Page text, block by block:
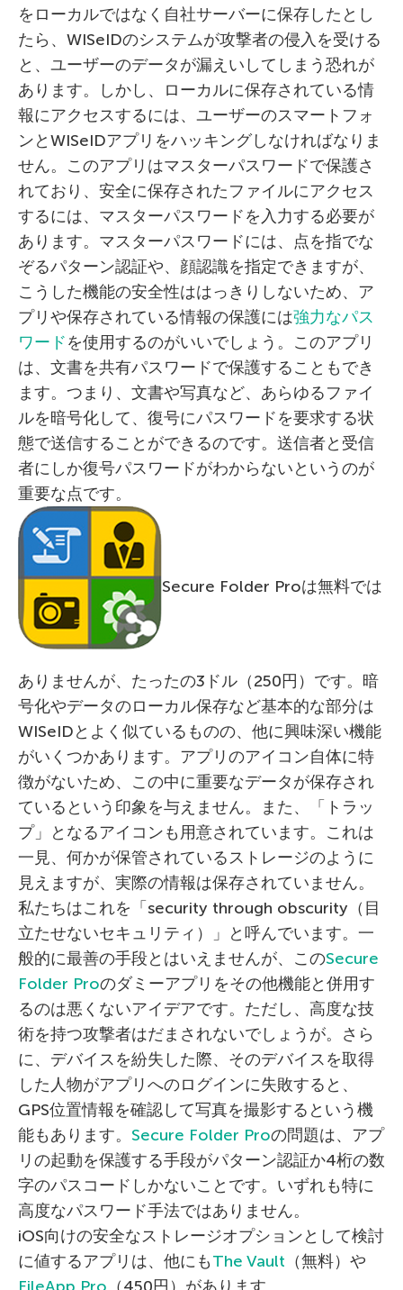
をローカルではなく自社サーバーに保存したとし
たら、WISeIDのシステムが攻撃者の侵入を受ける
と、ユーザーのデータが漏えいしてしまう恐れが
あります。しかし、ローカルに保存されている情
報にアクセスするには、ユーザーのスマートフォ
ンとWISeIDアプリをハッキングしなければなりま
せん。このアプリはマスターパスワードで保護さ
れており、安全に保存されたファイルにアクセス
するには、マスターパスワードを入力する必要が
あります。マスターパスワードには、点を指でな
ぞるパターン認証や、顔認識を指定できますが、
こうした機能の安全性ははっきりしないため、ア
プリや保存されている情報の保護には強力なパス
ワードを使用するのがいいでしょう。このアプリ
は、文書を共有パスワードで保護することもでき
ます。つまり、文書や写真など、あらゆるファイ
ルを暗号化して、復号にパスワードを要求する状
態で送信することができるのです。送信者と受信
者にしか復号パスワードがわからないというのが
重要な点です。
Secure Folder Proは無料では
ありませんが、たったの3ドル（250円）です。暗
号化やデータのローカル保存など基本的な部分は
WISeIDとよく似ているものの、他に興味深い機能
がいくつかあります。アプリのアイコン自体に特
徴がないため、この中に重要なデータが保存され
ているという印象を与えません。また、「トラッ
プ」となるアイコンも用意されています。これは
一見、何かが保管されているストレージのように
見えますが、実際の情報は保存されていません。
私たちはこれを「security through obscurity（目
立たせないセキュリティ）」と呼んでいます。一
般的に最善の手段とはいえませんが、このSecure
Folder Proのダミーアプリをその他機能と併用す
るのは悪くないアイデアです。ただし、高度な技
術を持つ攻撃者はだまされないでしょうが。さら
に、デバイスを紛失した際、そのデバイスを取得
した人物がアプリへのログインに失敗すると、
GPS位置情報を確認して写真を撮影するという機
能もあります。 Secure Folder Proの問題は、アプ
リの起動を保護する手段がパターン認証か4桁の数
字のパスコードしかないことです。いずれも特に
高度なパスワード手法ではありません。
iOS向けの安全なストレージオプションとして検討
に値するアプリは、他にもThe Vault （無料）や